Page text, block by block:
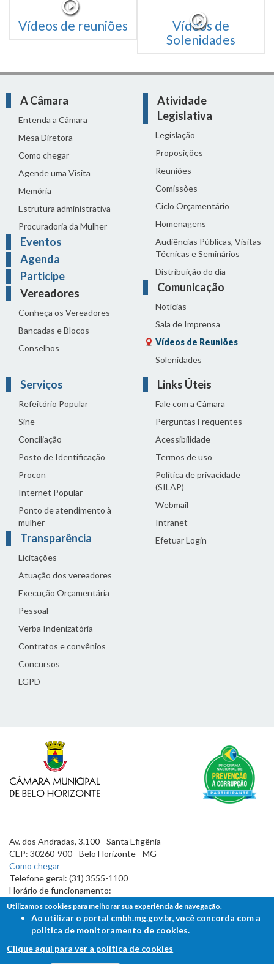
Vídeos de reuniões
Vídeos de
Solenidades
A Câmara
Entenda a Câmara
Mesa Diretora
Como chegar
Agende uma Visita
Memória
Estrutura administrativa
Procuradoria da Mulher
Eventos
Agenda
Participe
Vereadores
Conheça os Vereadores
Bancadas e Blocos
Conselhos
Atividade
Legislativa
Legislação
Proposições
Reuniões
Comissões
Ciclo Orçamentário
Homenagens
Audiências Públicas, Visitas
Técnicas e Seminários
Distribuição do dia
Comunicação
Notícias
Sala de Imprensa
Vídeos de Reuniões
Solenidades
Serviços
Refeitório Popular
Sine
Conciliação
Posto de Identificação
Procon
Internet Popular
Ponto de atendimento à
mulher
Transparência
Licitações
Atuação dos vereadores
Execução Orçamentária
Pessoal
Verba Indenizatória
Contratos e convênios
Concursos
LGPD
Links Úteis
Fale com a Câmara
Perguntas Frequentes
Acessibilidade
Termos de uso
Política de privacidade
(SILAP)
Webmail
Intranet
Efetuar Login
Av. dos Andradas, 3.100 - Santa Efigênia
CEP: 30260-900 - Belo Horizonte - MG
Como chegar
Telefone geral: (31) 3555-1100
Horário de funcionamento:
7h às 19h
Utilizamos cookies para melhorar sua experiência de navegação.
Ao utilizar o portal cmbh.mg.gov.br, você concorda com a
política de monitoramento de cookies.
Clique aqui para ver a política de cookies